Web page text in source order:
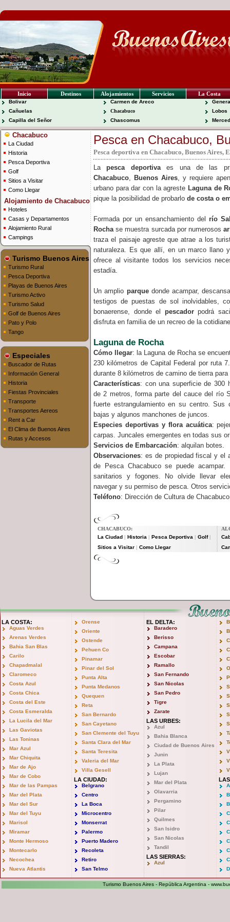
Inicio Destinos Alojamientos Servicios La Costa
Bolivar
Cañuelas
Capilla del Señor
Carmen de Areco
Chacabuco
Chascomus
Lobos
Chacabuco
La Ciudad
Historia
Pesca Deportiva
Golf
Sitios a Visitar
Como Llegar
Alojamiento de Chacabuco
Hoteles
Casas y Departamentos
Alojamiento Rural
Campings
Turismo Buenos Aires
Turismo Rural
Pesca Deportiva
Playas de Buenos Aires
Turismo Activo
Turismo Salud
Golf de Buenos Aires
Pato y Polo
Tango
Especiales
Buscador de Rutas
Información General
Historia
Fiestas Provinciales
Transporte
Transportes Aereos
Rent a Car
El Clima de Buenos Aires
Rutas y Accesos
Pesca en Chacabuco,
Pesca deportiva en Chacabuco, Buenos Aires,
Lapesca deportivaes una de las
Chacabuco, Buenos Aires, y requiere
urbano para dar con la agreste Laguna de
pique la posibilidad de probarlo de costa o
Formada por un ensanchamiento del río
Rochase muestra surcada por numerosos
traza el paisaje agreste que atrae a los
naturaleza. Es que allí, en un marco llano
ofrece al visitante todos los servicios
estadía.
Un amplio parquedonde acampar,
testigos de puestas de sol inolvidables,
bonaerense, donde el pescadorpodrá
disfruta en familia de un recreo de la
Laguna de Rocha
Cómo llegar: la Laguna de Rocha se
230 kilómetros de Capital Federal por ruta
durante 8 kilómetros de camino de tierra
Características: con una superficie de 300
de 2 metros, forma parte del cauce del río
fuerte estrangulamiento en su centro. Sus
bajas y algunos manchones de juncos.
Especies deportivas y flora acuática:
carpas. Juncales emergentes en todas sus
Servicios de Embarcación: alquilan botes.
Observaciones: es de propiedad fiscal y el
de Pesca Chacabuco se puede acampar.
sanitarios y fogones. No olvide llevar
navegar y su permiso de pesca. Otros
Teléfono: Dirección de Cultura de
CHACABUCO:
La Ciudad
Historia Pesca Deportiva Golf|
Sitios a Visitar Como Llegar
LA COSTA:
Aguas Verdes
Arenas Verdes
Bahia San Blas
Carilo
Chapadmalal
Claromeco
Costa Azul
Costa Chica
Costa del Este
Costa Esmeralda
La Lucila del Mar
Las Gaviotas
Las Toninas
Mar Azul
Mar Chiquita
Mar de Ajo
Mar de Cobo
Mar de las Pampas
Mar del Plata
Mar del Sur
Mar del Tuyu
Marisol
Miramar
Monte Hermoso
Montecarlo
Necochea
Nueva Atlantis
Orense
Oriente
Ostende
Pehuen Co
Pinamar
Pinar del Sol
Punta Alta
Punta Medanos
Quequen
Reta
San Bernardo
San Cayetano
San Clemente del Tuyu
Santa Clara del Mar
Santa Teresita
Valeria del Mar
Villa Gesell
LA CIUDAD:
Belgrano
Centro
La Boca
Microcentro
Monserrat
Palermo
Puerto Madero
Recoleta
Retiro
San Telmo
EL DELTA:
Baradero
Berisso
Campana
Escobar
Ramallo
San Fernando
San Nicolas
San Pedro
Tigre
Zarate
LAS URBES:
Azul
Bahia Blanca
Ciudad de Buenos Aires
Junin
La Plata
Lujan
Mar del Plata
Olavarria
Pergamino
Pilar
Quilmes
San Isidro
San Nicolas
Tandil
LAS SIERRAS:
Azul
Turismo Buenos Aires - República Argentina -